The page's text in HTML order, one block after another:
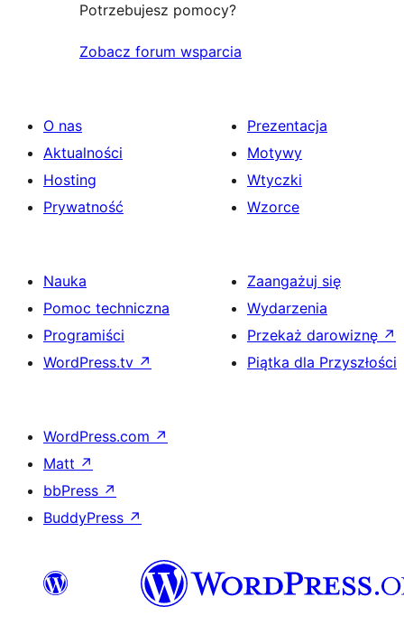
Potrzebujesz pomocy?
Zobacz forum wsparcia
O nas
Aktualności
Hosting
Prywatność
Prezentacja
Motywy
Wtyczki
Wzorce
Nauka
Pomoc techniczna
Programiści
WordPress.tv ↗
Zaangażuj się
Wydarzenia
Przekaż darowiznę ↗
Piątka dla Przyszłości
WordPress.com ↗
Matt ↗
bbPress ↗
BuddyPress ↗